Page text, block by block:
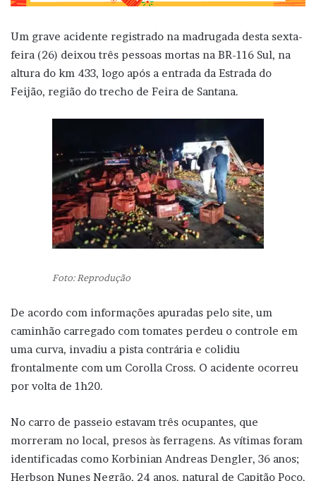
Um grave acidente registrado na madrugada desta sexta-
feira (26) deixou três pessoas mortas na BR-116 Sul, na
altura do km 433, logo após a entrada da Estrada do
Feijão, região do trecho de Feira de Santana.
Foto: Reprodução
De acordo com informações apuradas pelo site, um
caminhão carregado com tomates perdeu o controle em
uma curva, invadiu a pista contrária e colidiu
frontalmente com um Corolla Cross. O acidente ocorreu
por volta de 1h20.
No carro de passeio estavam três ocupantes, que
morreram no local, presos às ferragens. As vítimas foram
identificadas como Korbinian Andreas Dengler, 36 anos;
Herbson Nunes Negrão, 24 anos, natural de Capitão Poço,